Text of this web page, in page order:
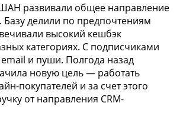
развивали общее направление
Базу делили по предпочтениям
высокий кешбэк
категориях. С подписчиками
и пуши. Полгода назад
новую цель — работать
покупателей и за счет этого
от направления CRM-